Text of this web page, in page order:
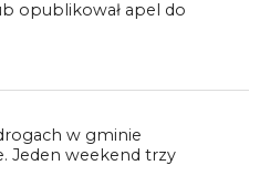
opublikował apel do
w gminie
Jeden weekend trzy